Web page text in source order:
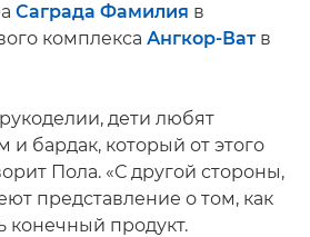
Саграда Фамилия в
комплекса Ангкор-Ватв
дети любят
и бардак, который от этого
Пола. «С другой стороны,
представление о том, как
конечный продукт.